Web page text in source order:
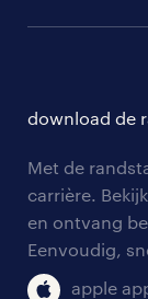
branches
tarieven
personeel
aanmelden
solliciteren
blogs en
salarischecker
bruto-netto
onze
pers
klachten en
download de
Met de
carrière.
en ontvang
Eenvoudig,
apple